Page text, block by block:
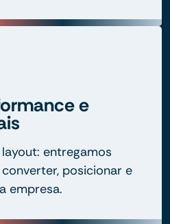
e
entregamos
posicionar e
empresa.